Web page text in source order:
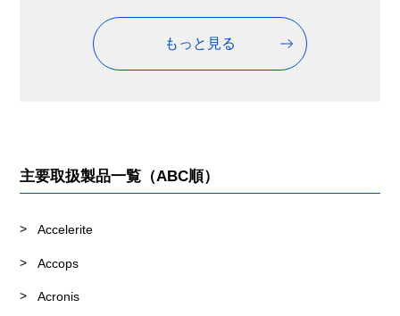
もっと見る
主要取扱製品一覧（ABC順）
Accelerite
Accops
Acronis